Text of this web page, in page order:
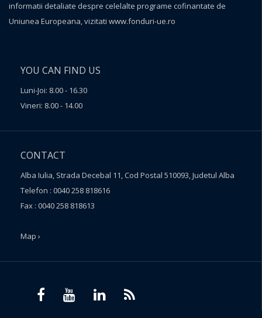
informatii detaliate despre celelalte programe cofinantate de
Uniunea Europeana, vizitati www.fonduri-ue.ro
YOU CAN FIND US
Luni-Joi: 8.00 - 16.30
Vineri: 8.00 - 14.00
CONTACT
Alba Iulia, Strada Decebal 11, Cod Postal 510093, Judetul Alba
Telefon : 0040 258 818616
Fax : 0040 258 818613
Map ›